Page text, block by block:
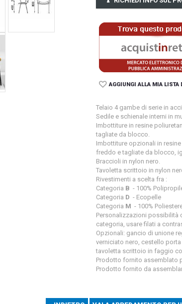
AGGIUNGI ALLA MIA LISTA
Telaio 4 gambe di serie in
Sedile e schienale interni in
Imbottiture in resine
tagliate da blocco.
Imbottiture opzionali in
freddo e tagliate da blocco,
Braccioli in nylon nero.
Tavoletta scrittoio in nylon
Rivestimenti a scelta fra :
Categoria B - 100%
Categoria D - Ecopelle
Categoria M - 100%
Personalizzazioni possibilità
categoria, usare filati a
Opzionali: gancio di unione
verniciato nero, cestello
tavoletta scrittoio in faggio
Prodotto fornito assemblato
Prodotto fornito da